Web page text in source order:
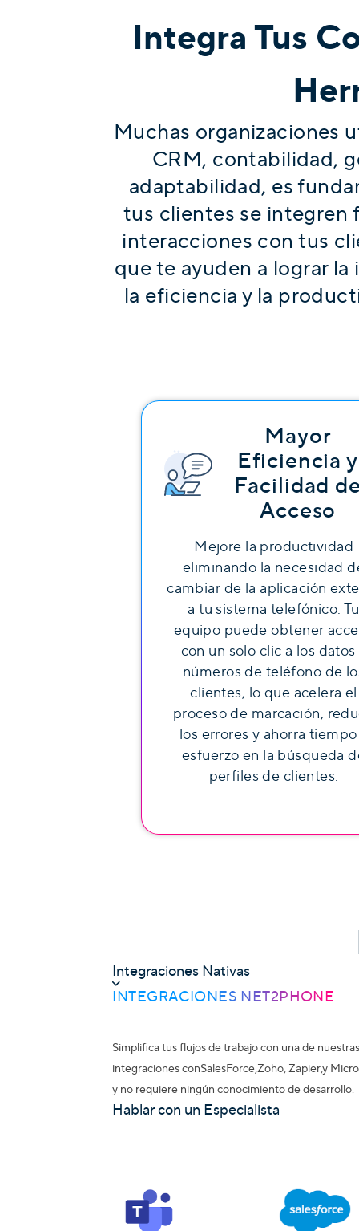
Integra Tus
Muchas organizaciones
CRM, contabilidad,
adaptabilidad, es
tus clientes se integren
interacciones con tus
que te ayuden a lograr
la eficiencia y la
Mayor
Eficiencia y
Facilidad de
Acceso
Mejore la productividad
eliminando la necesidad
cambiar de la aplicación
a tu sistema telefónico. Tu
equipo puede obtener
con un solo clic a los datos
números de teléfono de
clientes, lo que acelera el
proceso de marcación,
los errores y ahorra
esfuerzo en la búsqueda
perfiles de clientes.
Integraciones Nativas
INTEGRACIONES NET2PHONE
Simplifica tus flujos de trabajo con una de
integraciones conSalesForce,Zoho,Zapier,y
y no requiere ningún conocimiento de desarrollo.
Hablar con un Especialista